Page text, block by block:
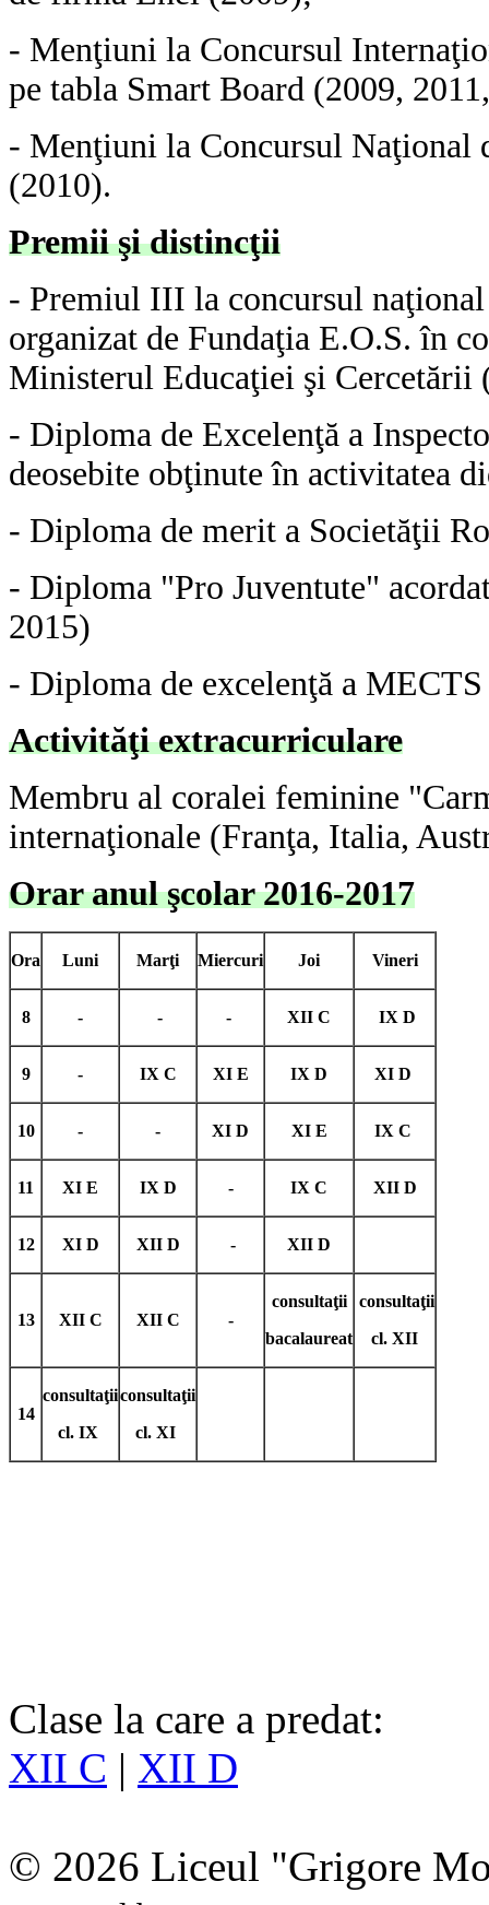
- Menţiuni la Concursul
pe tabla Smart Board (2009,
- Menţiuni la Concursul Naţional
(2010).
Premii şi distincţii
- Premiul III la concursul
organizat de Fundaţia E.O.S. în
Ministerul Educaţiei şi Cercetării
- Diploma de Excelenţă a
deosebite obţinute în activitatea
- Diploma de merit a Societăţii
- Diploma "Pro Juventute"
2015)
- Diploma de excelenţă a
Activităţi extracurriculare
Membru al coralei feminine
internaţionale (Franţa, Italia,
Orar anul şcolar 2016-2017
Ora Luni Marţi Miercuri Joi Vineri
8 - - - XII C IX D
9 - IX C XI E IX D XI D
10 - - XI D XI E IX C
11 XI E IX D - IX C XII D
12 XI D XII D - XII D
13 XII C XII C -
consultaţii
bacalaureat
consultaţii
cl. XII
14
consultaţii
cl. IX
consultaţii
cl. XI
Clase la care a predat:
XII C | XII D
© 2026 Liceul "Grigore